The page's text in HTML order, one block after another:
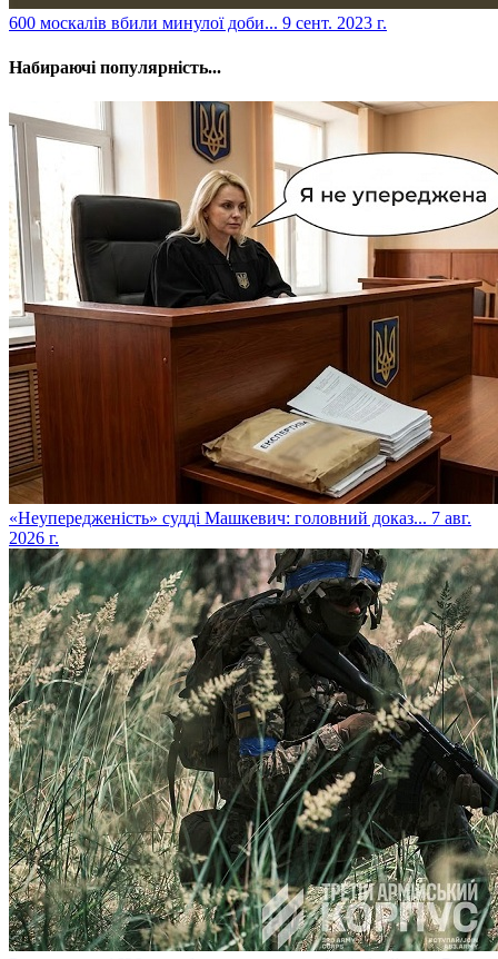
​600 москалів вбили минулої доби... 9 сент. 2023 г.
Набираючі популярність...
​«Неупередженість» судді Машкевич: головний доказ... 7 авг.
2026 г.